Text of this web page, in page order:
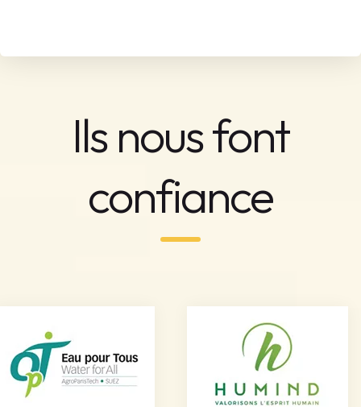
Ils nous font
confiance